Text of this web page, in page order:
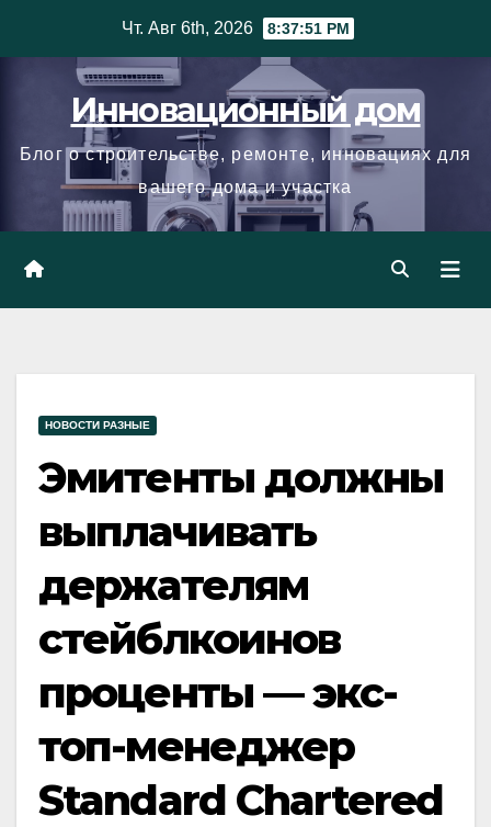
Чт. Авг 6th, 2026 8:37:52 PM
Инновационный дом
Блог о строительстве, ремонте, инновациях для
вашего дома и участка
НОВОСТИ РАЗНЫЕ
Эмитенты должны
выплачивать
держателям
стейблкоинов
проценты — экс-
топ-менеджер
Standard Chartered